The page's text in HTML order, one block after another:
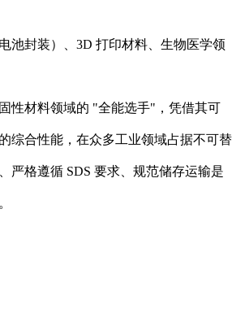
池封装）、3D 打印材料、生物医学领
性材料领域的 "全能选手"，凭借其可
综合性能，在众多工业领域占据不可替
严格遵循 SDS 要求、规范储存运输是